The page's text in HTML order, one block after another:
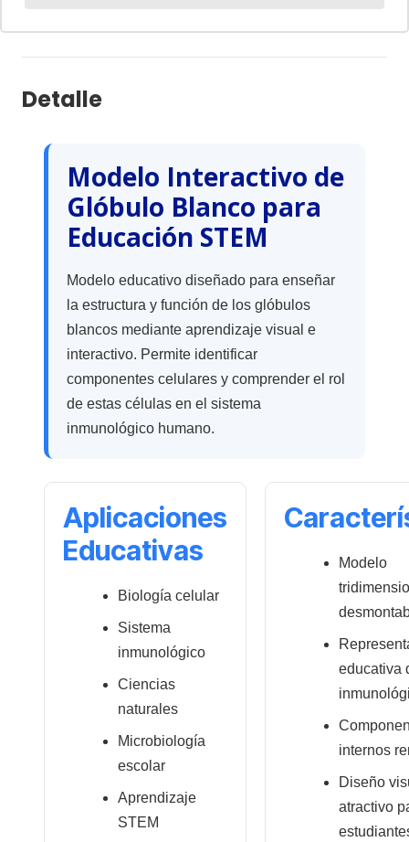
Detalle
Modelo Interactivo de
Glóbulo Blanco para
Educación STEM
Modelo educativo diseñado para enseñar
la estructura y función de los glóbulos
blancos mediante aprendizaje visual e
interactivo. Permite identificar
componentes celulares y comprender el rol
de estas células en el sistema
inmunológico humano.
Aplicaciones
Educativas
Biología celular
Sistema
inmunológico
Ciencias
naturales
Microbiología
escolar
Aprendizaje
STEM
Modelo
educativa
internos
Diseño
atractivo